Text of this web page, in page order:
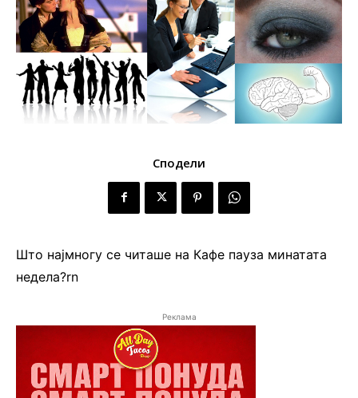
Сподели
Што најмногу се читаше на Кафе пауза минатата
недела?rn
Реклама